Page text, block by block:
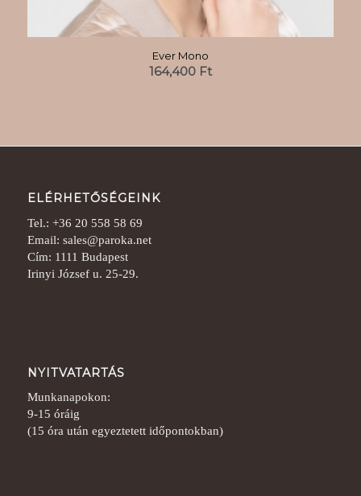
Ever Mono
164,400 Ft
ELÉRHETŐSÉGEINK
Tel.: +36 20 558 58 69
Email: sales@paroka.net
Cím: 1111 Budapest
Irinyi József u. 25-29.
NYITVATARTÁS
Munkanapokon:
9-15 óráig
(15 óra után egyeztetett időpontokban)